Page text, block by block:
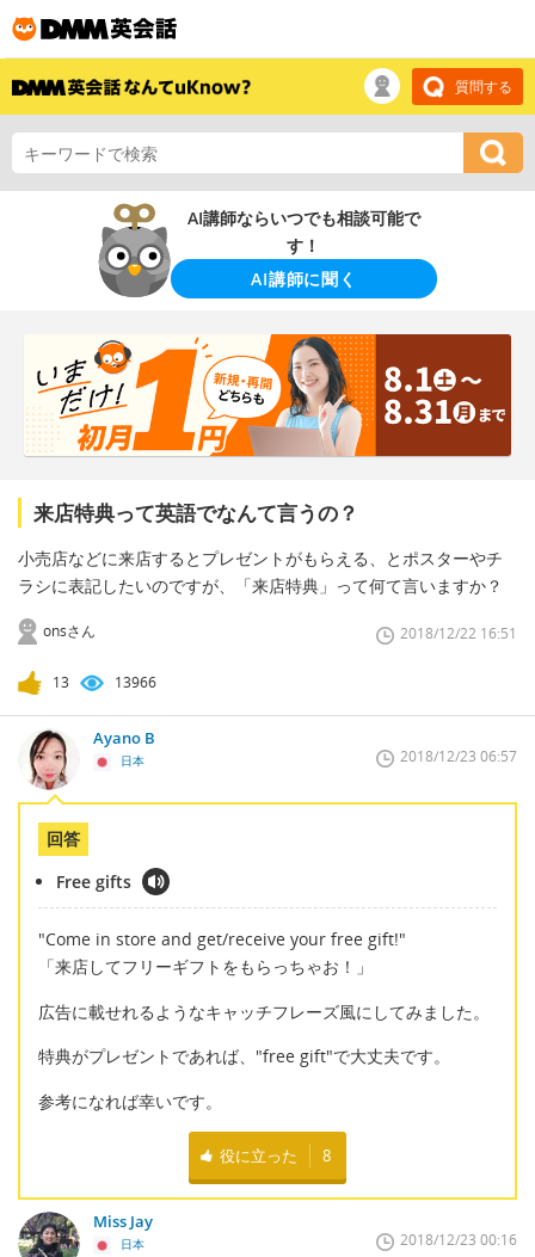
質問する
AI講師ならいつでも相談可能で
す！
AI講師に聞く
来店特典って英語でなんて言うの？
小売店などに来店するとプレゼントがもらえる、とポスターやチ
ラシに表記したいのですが、「来店特典」って何て言いますか？
onsさん 2018/12/22 16:51
13 13966
Ayano B
日本 2018/12/23 06:57
回答
Free gifts
"Come in store and get/receive your free gift!"
「来店してフリーギフトをもらっちゃお！」
広告に載せれるようなキャッチフレーズ風にしてみました。
特典がプレゼントであれば、"free gift"で大丈夫です。
参考になれば幸いです。
役に立った 8
Miss Jay
日本 2018/12/23 00:16